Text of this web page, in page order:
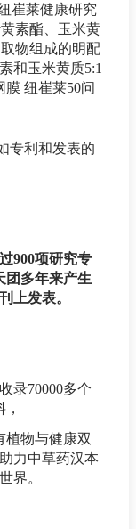
专利和发表的
900项研究专
团多年来产生
上发表。
录70000多个
植物与健康双
力中草药汉本
界。